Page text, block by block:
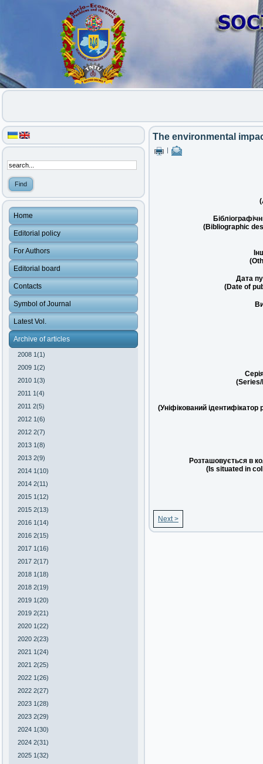
Home
Editorial policy
For Authors
Editorial board
Contacts
Symbol of Journal
Latest Vol.
Archive of articles
2008 1(1)
2009 1(2)
2010 1(3)
2011 1(4)
2011 2(5)
2012 1(6)
2012 2(7)
2013 1(8)
2013 2(9)
2014 1(10)
2014 2(11)
2015 1(12)
2015 2(13)
2016 1(14)
2016 2(15)
2017 1(16)
2017 2(17)
2018 1(18)
2018 2(19)
2019 1(20)
2019 2(21)
2020 1(22)
2020 2(23)
2021 1(24)
2021 2(25)
2022 1(26)
2022 2(27)
2023 1(28)
2023 2(29)
2024 1(30)
2024 2(31)
2025 1(32)
The environmental
(Bibliographic
Дата
(Date of
(Уніфікований ідентифікатор
Розташовується в
(Is situated in
Next >